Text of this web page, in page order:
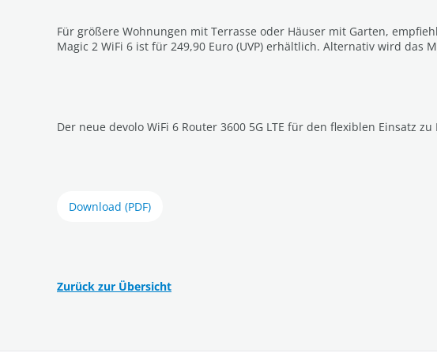
Für größere Wohnungen mit Terrasse oder Häuser mit Garten,
Magic 2 WiFi 6 ist für 249,90 Euro (UVP) erhältlich. Alternativ wird das
Der neue devolo WiFi 6 Router 3600 5G LTE für den flexiblen Einsatz
Download (PDF)
Zurück zur Übersicht